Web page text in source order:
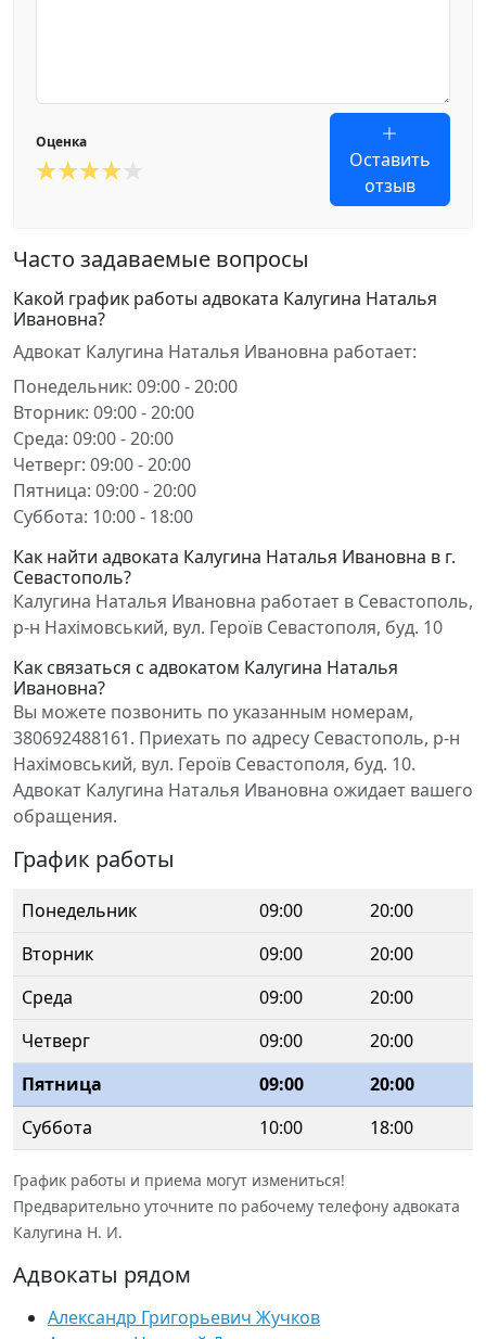
Оценка
Оставить
отзыв
Часто задаваемые вопросы
Какой график работы адвоката Калугина Наталья
Ивановна?
Адвокат Калугина Наталья Ивановна работает:
Понедельник: 09:00 - 20:00
Вторник: 09:00 - 20:00
Среда: 09:00 - 20:00
Четверг: 09:00 - 20:00
Пятница: 09:00 - 20:00
Суббота: 10:00 - 18:00
Как найти адвоката Калугина Наталья Ивановна в г.
Севастополь?
Калугина Наталья Ивановна работает в Севастополь,
р-н Нахімовський, вул. Героїв Севастополя, буд. 10
Как связаться с адвокатом Калугина Наталья
Ивановна?
Вы можете позвонить по указанным номерам,
380692488161. Приехать по адресу Севастополь, р-н
Нахімовський, вул. Героїв Севастополя, буд. 10.
Адвокат Калугина Наталья Ивановна ожидает вашего
обращения.
График работы
Понедельник 09:00
20:00
Вторник
09:00
20:00
Среда
09:00
20:00
Четверг
09:00
20:00
Пятница
09:00
20:00
Суббота
10:00 18:00
График работы и приема могут измениться!
Предварительно уточните по рабочему телефону адвоката
Калугина Н. И.
Адвокаты рядом
Александр Григорьевич Жучков